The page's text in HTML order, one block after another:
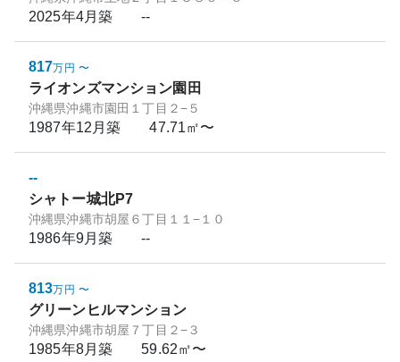
2025年4月築 --
817万円 〜
ライオンズマンション園田
沖縄県沖縄市園田１丁目２−５
1987年12月築 47.71㎡〜
--
シャトー城北P7
沖縄県沖縄市胡屋６丁目１１−１０
1986年9月築 --
813万円 〜
グリーンヒルマンション
沖縄県沖縄市胡屋７丁目２−３
1985年8月築 59.62㎡〜